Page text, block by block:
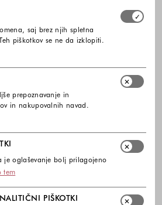
piškotkov dovolite. Obvezni
saj brez njih spletna
piškotkov se ne da izklopiti.
prepoznavanje in
in nakupovalnih navad.
je oglaševanje bolj prilagojeno
tem
PIŠKOTKI